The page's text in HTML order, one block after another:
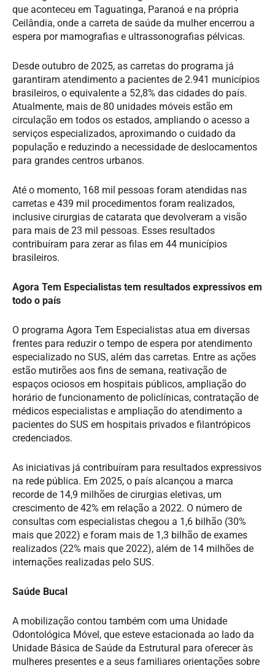
que aconteceu em Taguatinga, Paranoá e na própria
Ceilândia, onde a carreta de saúde da mulher encerrou a
espera por mamografias e ultrassonografias pélvicas.
Desde outubro de 2025, as carretas do programa já
garantiram atendimento a pacientes de 2.941 municípios
brasileiros, o equivalente a 52,8% das cidades do país.
Atualmente, mais de 80 unidades móveis estão em
circulação em todos os estados, ampliando o acesso a
serviços especializados, aproximando o cuidado da
população e reduzindo a necessidade de deslocamentos
para grandes centros urbanos.
Até o momento, 168 mil pessoas foram atendidas nas
carretas e 439 mil procedimentos foram realizados,
inclusive cirurgias de catarata que devolveram a visão
para mais de 23 mil pessoas. Esses resultados
contribuíram para zerar as filas em 44 municípios
brasileiros.
Agora Tem Especialistas tem resultados expressivos em
todo o país
O programa Agora Tem Especialistas atua em diversas
frentes para reduzir o tempo de espera por atendimento
especializado no SUS, além das carretas. Entre as ações
estão mutirões aos fins de semana, reativação de
espaços ociosos em hospitais públicos, ampliação do
horário de funcionamento de policlínicas, contratação de
médicos especialistas e ampliação do atendimento a
pacientes do SUS em hospitais privados e filantrópicos
credenciados.
As iniciativas já contribuíram para resultados expressivos
na rede pública. Em 2025, o país alcançou a marca
recorde de 14,9 milhões de cirurgias eletivas, um
crescimento de 42% em relação a 2022. O número de
consultas com especialistas chegou a 1,6 bilhão (30%
mais que 2022) e foram mais de 1,3 bilhão de exames
realizados (22% mais que 2022), além de 14 milhões de
internações realizadas pelo SUS.
Saúde Bucal
A mobilização contou também com uma Unidade
Odontológica Móvel, que esteve estacionada ao lado da
Unidade Básica de Saúde da Estrutural para oferecer às
mulheres presentes e a seus familiares orientações sobre